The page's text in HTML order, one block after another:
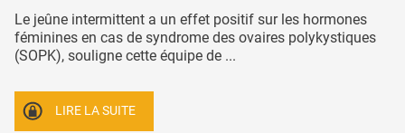
Le jeûne intermittent a un effet positif sur les hormones
féminines en cas de syndrome des ovaires polykystiques
(SOPK), souligne cette équipe de ...
LIRE LA SUITE